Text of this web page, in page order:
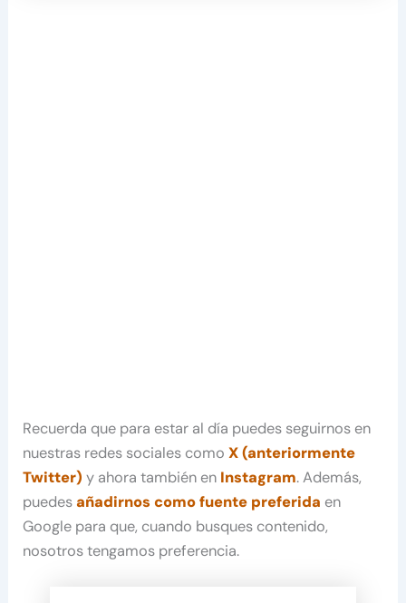
Recuerda que para estar al día puedes seguirnos en
nuestras redes sociales comoX (anteriormente
Twitter) y ahora también en Instagram. Además,
puedesañadirnos como fuente preferida en
Google para que, cuando busques contenido,
nosotros tengamos preferencia.